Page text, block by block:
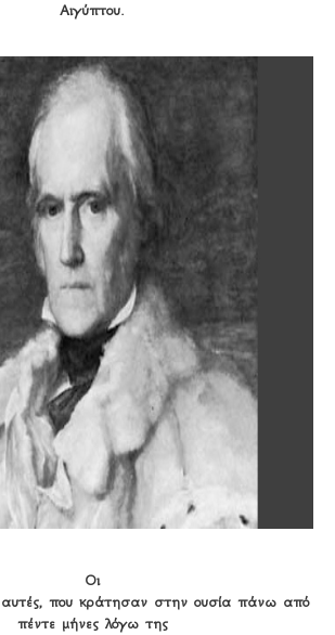
Αιγύπτου.
Οι
αυτές, που κράτησαν στην ουσία πάνω από
πέντε μήνες λόγω της